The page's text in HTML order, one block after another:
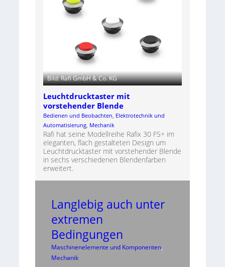
Bild: Rafi GmbH & Co. KG
Leuchtdrucktaster mit
vorstehender Blende
Bedienen und Beobachten, Elektrotechnik und
Automatisierung, Mechanik
Rafi hat seine Modellreihe Rafix 30 FS+ im
eleganten, flach gestalteten Design um
Leuchtdrucktaster mit vorstehender Blende
in sechs verschiedenen Blendenfarben
erweitert.
Langlebig auch unter
extremen
Bedingungen
Maschinenelemente und Komponenten
Mechanik